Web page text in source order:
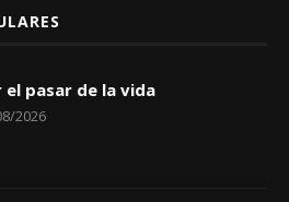
el pasar de la vida
2026